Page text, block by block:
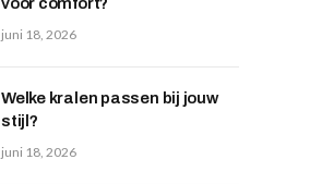
juni 18, 2026
Welke kralen passen bij jouw
stijl?
juni 18, 2026